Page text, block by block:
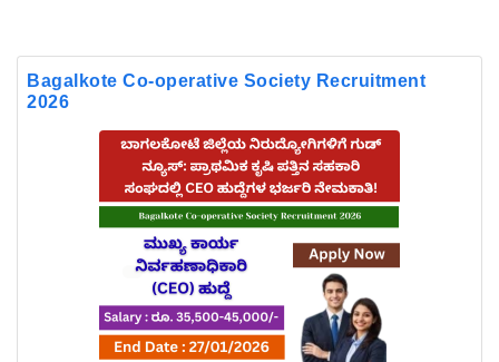
Bagalkote Co-operative Society Recruitment
2026